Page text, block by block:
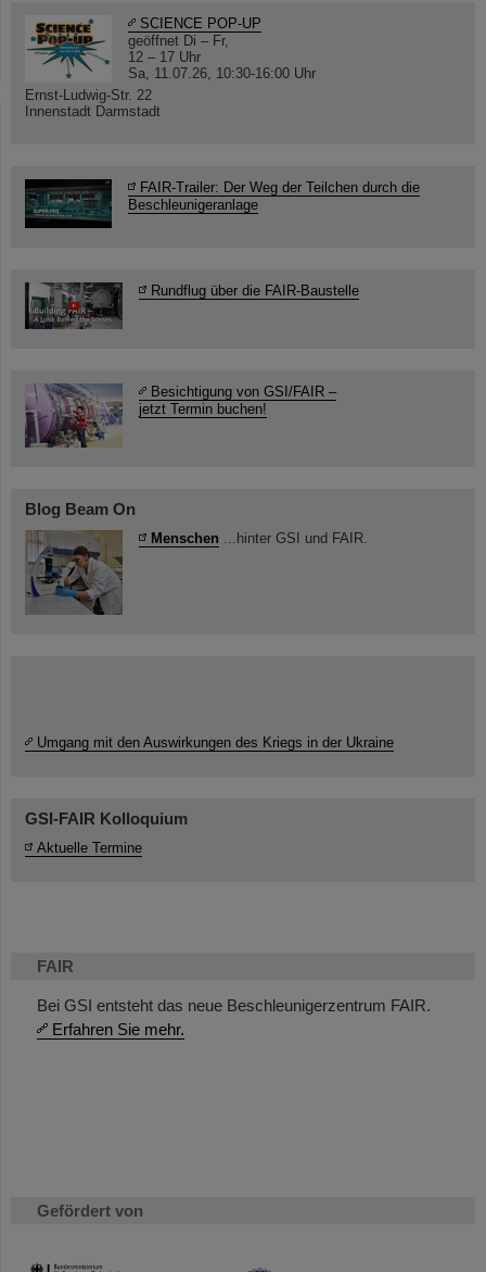
FAIR
Bei GSI entsteht das neue Beschleunigerzentrum FAIR.
Erfahren Sie mehr.
Gefördert von
HMWK
SCIENCE POP-UP
geöffnet Di – Fr,
12 – 17 Uhr
Sa, 11.07.26, 10:30-16:00 Uhr
Ernst-Ludwig-Str. 22
Innenstadt Darmstadt
FAIR-Trailer: Der Weg der Teilchen durch die
Beschleunigeranlage
Rundflug über die FAIR-Baustelle
Besichtigung von GSI/FAIR –
jetzt Termin buchen!
Blog Beam On
Menschen ...hinter GSI und FAIR.
Umgang mit den Auswirkungen des Kriegs in der Ukraine
GSI-FAIR Kolloquium
Aktuelle Termine